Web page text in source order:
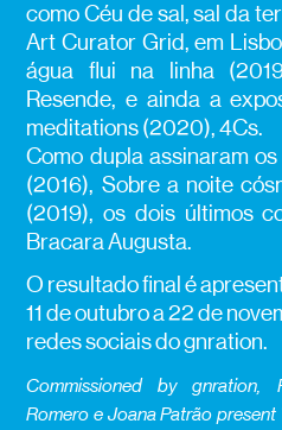
como Céu de sal, sal da
Art Curator Grid, em
água flui na linha
Resende, e ainda a
meditations (2020), 4Cs.
Como dupla assinaram
(2016), Sobre a noite
(2019), os dois últimos
Bracara Augusta.
O resultado final é
11 de outubro a 22 de
redes sociais do gnration.
Commissioned by gnration,
Romero e Joana Patrão present